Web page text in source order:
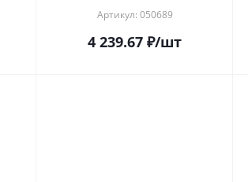
Артикул: 050689
4 239.67 ₽/шт